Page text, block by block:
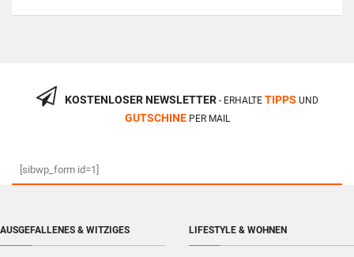
KOSTENLOSER NEWSLETTER- ERHALTE TIPPS UND
GUTSCHINEPER MAIL
[sibwp_form id=1]
AUSGEFALLENES & WITZIGES LIFESTYLE & WOHNEN